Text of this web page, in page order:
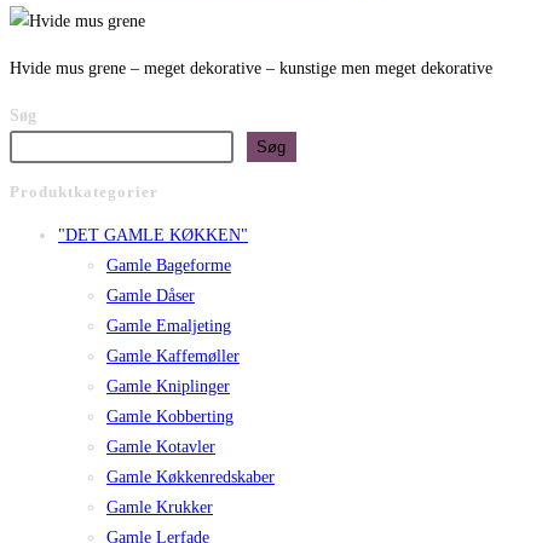
Hvide mus grene – meget dekorative – kunstige men meget dekorative
Søg
Søg
Produktkategorier
"DET GAMLE KØKKEN"
Gamle Bageforme
Gamle Dåser
Gamle Emaljeting
Gamle Kaffemøller
Gamle Kniplinger
Gamle Kobberting
Gamle Kotavler
Gamle Køkkenredskaber
Gamle Krukker
Gamle Lerfade